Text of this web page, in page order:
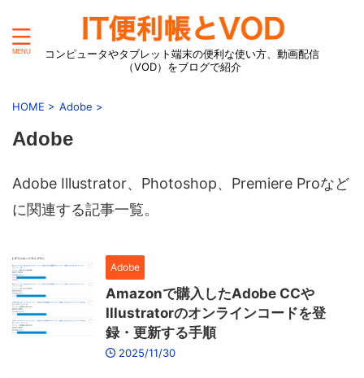
コンピュータやタブレット端末の便利な使い方、動画配信
（VOD）をブログで紹介
HOME > Adobe >
Adobe
Adobe Illustrator、Photoshop、Premiere Proなど
に関連する記事一覧。
Adobe
Amazonで購入したAdobe CCや
Illustratorのオンラインコードを登
録・更新する手順
2025/11/30